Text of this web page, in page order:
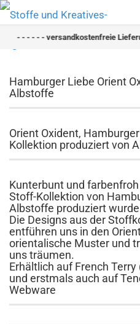
- - - versandkostenfreie Lieferung ab
Hamburger Liebe Orient
Albstoffe
Orient Oxident,
Kollektion produziert von
Kunterbunt und
Stoff-Kollektion von
Albstoffe produziert
Die Designs aus der
entführen uns in den
orientalische Muster und
uns träumen.
Erhältlich auf French
und erstmals auch auf
Webware